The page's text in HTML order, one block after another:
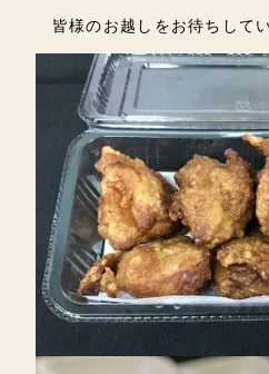
皆様のお越しをお待ちして